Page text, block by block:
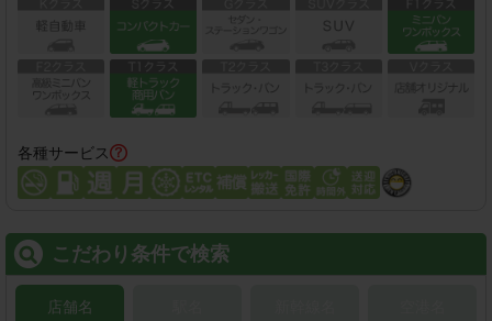
各種サービス
こだわり条件で検索
店舗名